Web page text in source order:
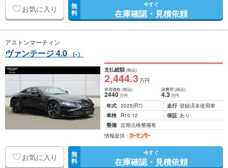
お気に入り 無
料
今すぐ
在庫確認・見積依頼
アストンマーティン
ヴァンテージ 4.0 （-）
支払総額(税込)
2,444.3万円
車両価格(税込)
2440万円
諸費用 (税込)
4.3 万円
年式 2025(R7) 走行 登録済未使用車
車検
R10.12 保証 あり
整備 定期点検整備有
情報提供：
お気に入り 無
料
今すぐ
在庫確認・見積依頼